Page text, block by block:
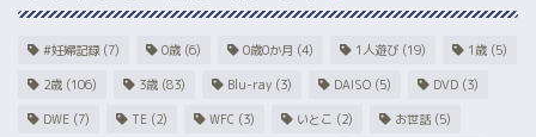
#妊婦記録 (7) 0歳 (6) 0歳0か月 (4) 1人遊び (19) 1歳 (5)
2歳 (106) 3歳 (83) Blu-ray (3) DAISO (5) DVD (3)
DWE (7) TE (2) WFC (3) いとこ (2) お世話 (5)